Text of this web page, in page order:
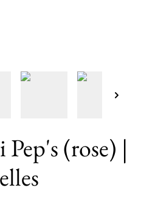
(rose) |